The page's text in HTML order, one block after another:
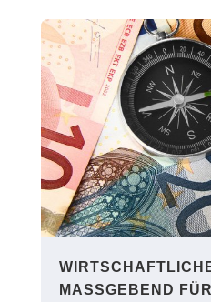
MASSGEBEND FÜR